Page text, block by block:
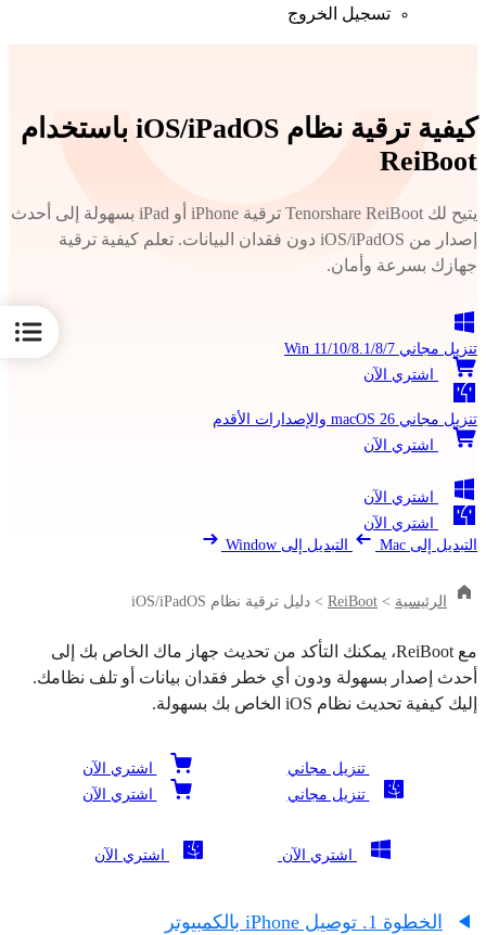
تسجيل الخروج
كيفية ترقية نظام iOS/iPadOS باستخدام
ReiBoot
يتيح لك Tenorshare ReiBoot ترقية iPhone أو iPad بسهولة إلى أحدث
إصدار من iOS/iPadOS دون فقدان البيانات. تعلم كيفية ترقية
جهازك بسرعة وأمان.
تنزيل مجاني Win 11/10/8.1/8/7
اشتري الآن
تنزيل مجاني macOS 26 والإصدارات الأقدم
اشتري الآن
اشتري الآن
اشتري الآن
التبديل إلى Mac
التبديل إلى Window
الرئيسية >
ReiBoot
> دليل ترقية نظام iOS/iPadOS
مع ReiBoot، يمكنك التأكد من تحديث جهاز ماك الخاص بك إلى
أحدث إصدار بسهولة ودون أي خطر فقدان بيانات أو تلف نظامك.
إليك كيفية تحديث نظام iOS الخاص بك بسهولة.
تنزيل مجاني
اشتري الآن
تنزيل مجاني
اشتري الآن
اشتري الآن اشتري الآن
الخطوة 1. توصيل iPhone بالكمبيوتر